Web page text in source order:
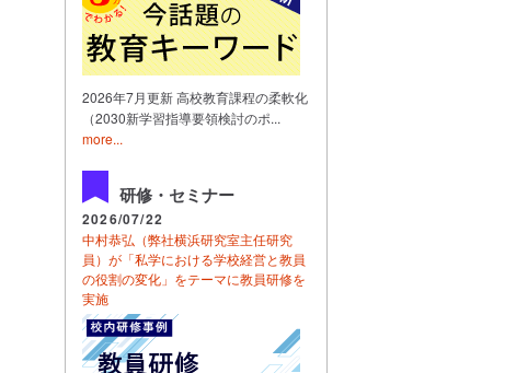
2026年7月更新 高校教育課程の柔軟化
（2030新学習指導要領検討のポ...
more...
研修・セミナー
2026/07/22
中村恭弘（弊社横浜研究室主任研究
員）が「私学における学校経営と教員
の役割の変化」をテーマに教員研修を
実施